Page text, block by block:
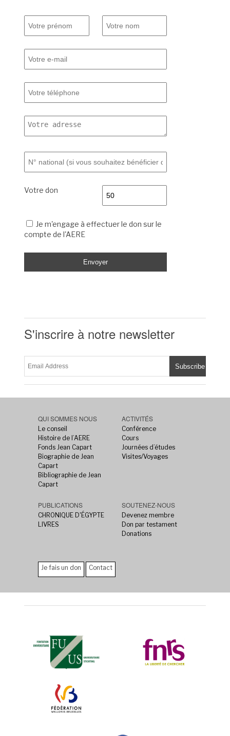
Votre don
Je m'engage à effectuer le don sur le
compte de l'AERE
S'inscrire à notre newsletter
QUI SOMMES NOUS
Le conseil
Histoire de l’AERE
Fonds Jean Capart
Biographie de Jean
Capart
Bibliographie de Jean
Capart
ACTIVITÉS
Conférence
Cours
Journées d’études
Visites/Voyages
PUBLICATIONS
CHRONIQUE D'ÉGYPTE
LIVRES
SOUTENEZ-NOUS
Devenez membre
Don par testament
Donations
Je fais un don Contact